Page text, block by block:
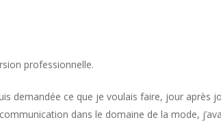
professionnelle.
demandée ce que je voulais faire, jour
dans le domaine de la mode,